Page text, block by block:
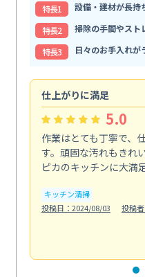
特⻑1
設備・建材が長持
特⻑2
掃除の手間やスト
特⻑3
日々のお手入れが
仕上がりに満足
5.0
作業はとても丁寧で、
す。頑固な汚れもきれ
ピカのキッチンに大満
キッチン清掃
投稿日：2024/08/03
投稿